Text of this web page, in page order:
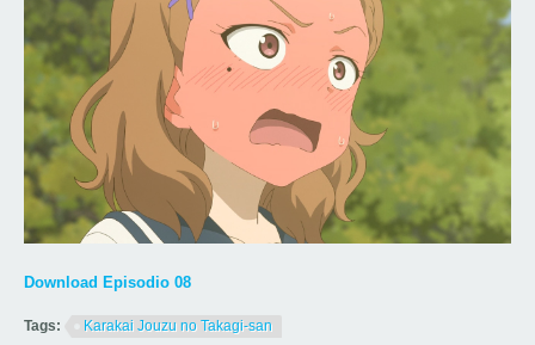
Download Episodio 08
Tags: Karakai Jouzu no Takagi-san